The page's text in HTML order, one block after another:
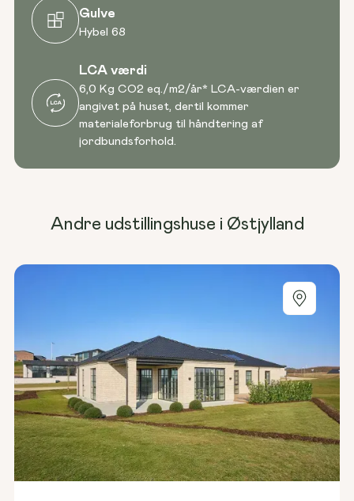
Gulve
Hybel 68
LCA værdi
6,0 Kg CO2 eq./m2/år* LCA-værdien er
angivet på huset, dertil kommer
materialeforbrug til håndtering af
jordbundsforhold.
Andre udstillingshuse i Østjylland